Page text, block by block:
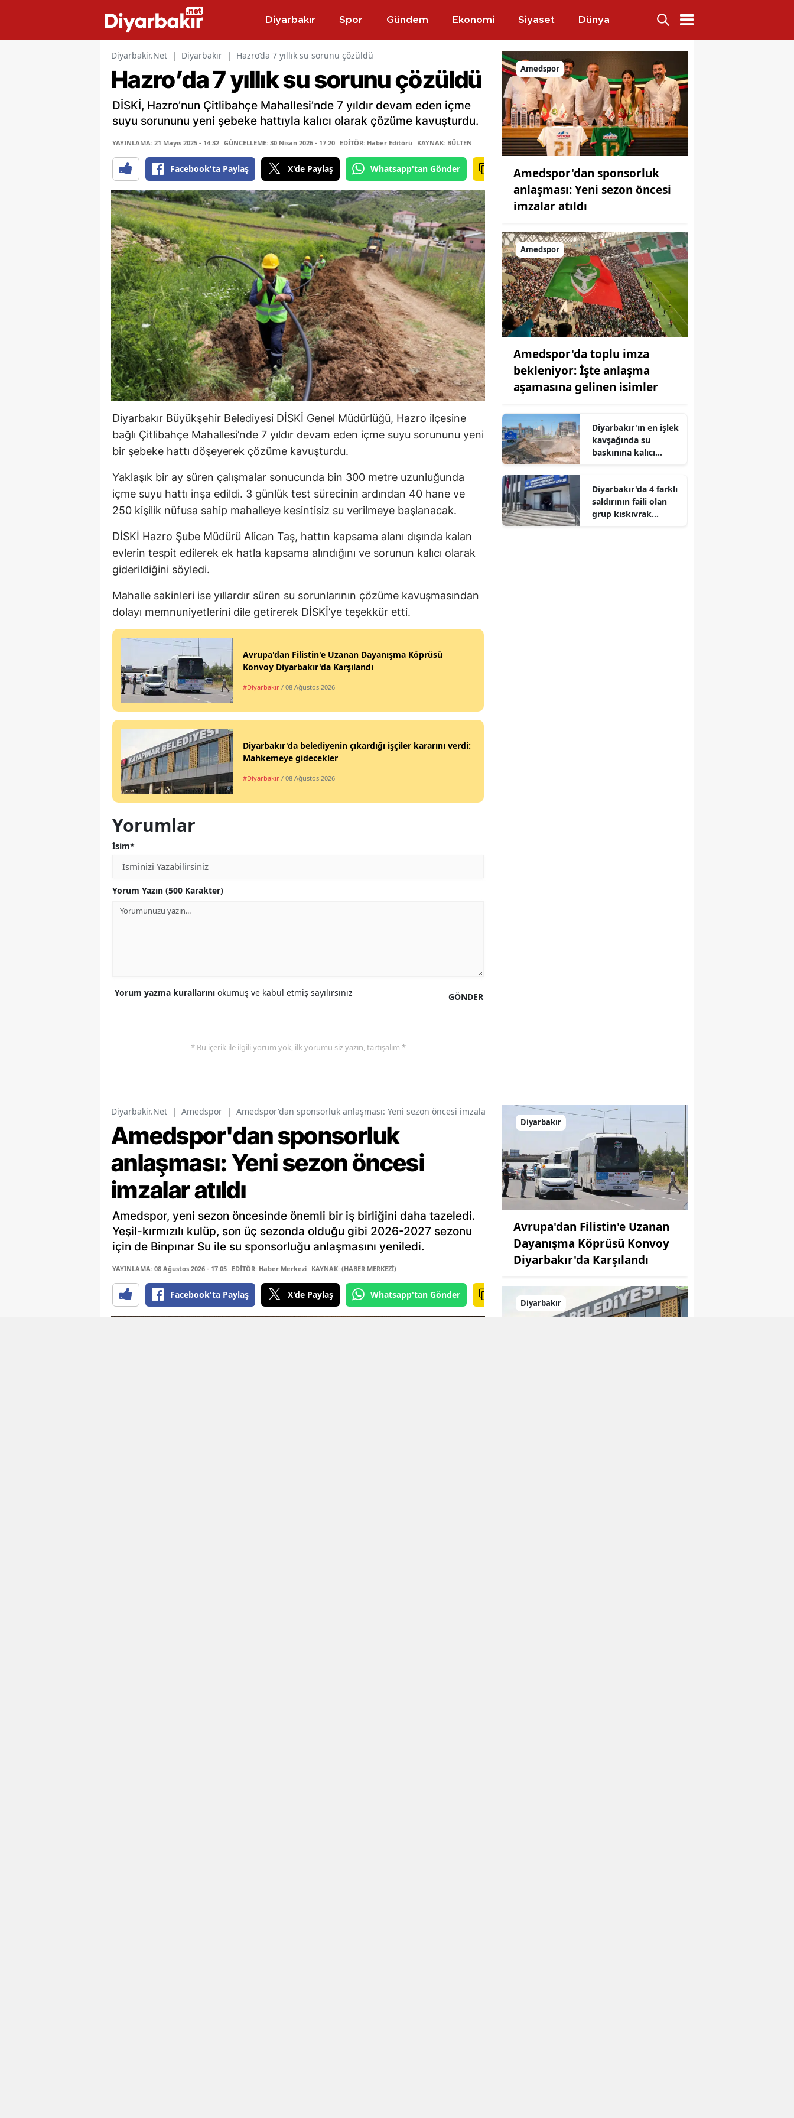
Diyarbakır Spor Gündem Ekonomi Siyaset Dünya
Diyarbakir.Net | Diyarbakır | Hazro’da 7 yıllık su sorunu çözüldü
Hazro’da 7 yıllık su sorunu çözüldü
DİSKİ, Hazro’nun Çitlibahçe Mahallesi’nde 7 yıldır devam eden içme
suyu sorununu yeni şebeke hattıyla kalıcı olarak çözüme kavuşturdu.
YAYINLAMA: 21 Mayıs 2025 - 14:32 GÜNCELLEME: 30 Nisan 2026 - 17:20 EDİTÖR: Haber Editörü KAYNAK: BÜLTEN
Facebook'ta Paylaş X'de Paylaş Whatsapp'tan Gönder
Diyarbakır Büyükşehir Belediyesi DİSKİ Genel Müdürlüğü, Hazro ilçesine
bağlı Çitlibahçe Mahallesi’nde 7 yıldır devam eden içme suyu sorununu yeni
bir şebeke hattı döşeyerek çözüme kavuşturdu.
Yaklaşık bir ay süren çalışmalar sonucunda bin 300 metre uzunluğunda
içme suyu hattı inşa edildi. 3 günlük test sürecinin ardından 40 hane ve
250 kişilik nüfusa sahip mahalleye kesintisiz su verilmeye başlanacak.
DİSKİ Hazro Şube Müdürü Alican Taş, hattın kapsama alanı dışında kalan
evlerin tespit edilerek ek hatla kapsama alındığını ve sorunun kalıcı olarak
giderildiğini söyledi.
Mahalle sakinleri ise yıllardır süren su sorunlarının çözüme kavuşmasından
dolayı memnuniyetlerini dile getirerek DİSKİ’ye teşekkür etti.
Avrupa'dan Filistin'e Uzanan Dayanışma Köprüsü
Konvoy Diyarbakır'da Karşılandı
#Diyarbakır / 08 Ağustos 2026
Diyarbakır'da belediyenin çıkardığı işçiler kararını verdi:
Mahkemeye gidecekler
#Diyarbakır / 08 Ağustos 2026
Yorumlar
İsim*
Yorum Yazın (500 Karakter)
GÖNDER
Yorum yazma kurallarını okumuş ve kabul etmiş sayılırsınız
* Bu içerik ile ilgili yorum yok, ilk yorumu siz yazın, tartışalım *
Amedspor
Amedspor'dan sponsorluk
anlaşması: Yeni sezon öncesi
imzalar atıldı
Amedspor
Amedspor'da toplu imza
bekleniyor: İşte anlaşma
aşamasına gelinen isimler
Diyarbakır'ın en işlek
kavşağında su
baskınına kalıcı
Diyarbakır'da 4 farklı
saldırının faili olan
grup kıskıvrak
Diyarbakir.Net | Amedspor | Amedspor'dan sponsorluk anlaşması: Yeni sezon öncesi imzalar atıldı
Amedspor'dan sponsorluk
anlaşması: Yeni sezon öncesi
imzalar atıldı
Amedspor, yeni sezon öncesinde önemli bir iş birliğini daha tazeledi.
Yeşil-kırmızılı kulüp, son üç sezonda olduğu gibi 2026-2027 sezonu
için de Binpınar Su ile su sponsorluğu anlaşmasını yeniledi.
YAYINLAMA: 08 Ağustos 2026 - 17:05 EDİTÖR: Haber Merkezi KAYNAK: (HABER MERKEZİ)
Facebook'ta Paylaş X'de Paylaş Whatsapp'tan Gönder
Diyarbakır
Avrupa'dan Filistin'e Uzanan
Dayanışma Köprüsü Konvoy
Diyarbakır'da Karşılandı
Diyarbakır